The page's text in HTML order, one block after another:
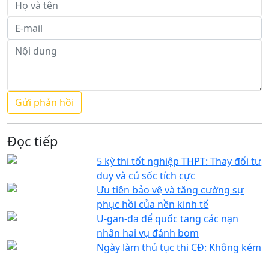
Đọc tiếp
5 kỳ thi tốt nghiệp THPT: Thay đổi tư
duy và cú sốc tích cực
Ưu tiên bảo vệ và tăng cường sự
phục hồi của nền kinh tế
U-gan-đa để quốc tang các nạn
nhân hai vụ đánh bom
Ngày làm thủ tục thi CĐ: Không kém